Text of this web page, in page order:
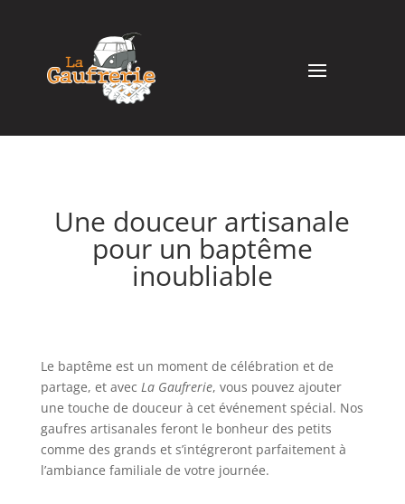
Une douceur artisanale
pour un baptême
inoubliable
Le baptême est un moment de célébration et de
partage, et avec La Gaufrerie, vous pouvez ajouter
une touche de douceur à cet événement spécial. Nos
gaufres artisanales feront le bonheur des petits
comme des grands et s’intégreront parfaitement à
l’ambiance familiale de votre journée.